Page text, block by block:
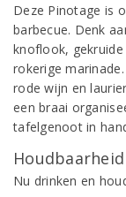
Deze Pinotage is
barbecue. Denk
knoflook,
rokerige
rode wijn en
een braai
tafelgenoot in
Houdbaarheid
Nu drinken en